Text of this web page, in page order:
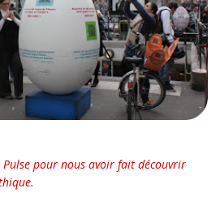
pour nous avoir fait découvrir